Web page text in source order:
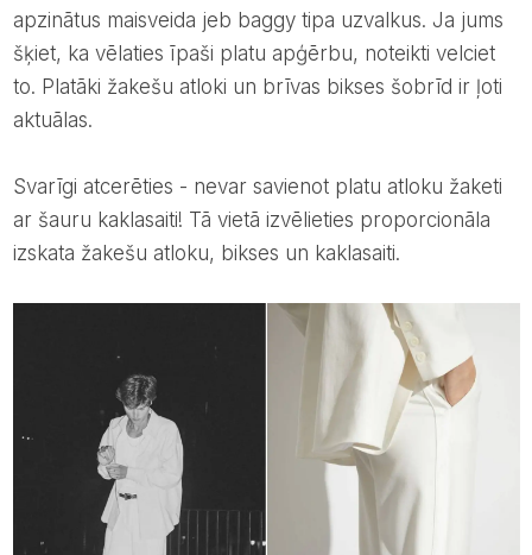
apzinātus maisveida jeb baggy tipa uzvalkus. Ja jums
šķiet, ka vēlaties īpaši platu apģērbu, noteikti velciet
to. Platāki žakešu atloki un brīvas ​​bikses šobrīd ir ļoti
aktuālas.
Svarīgi atcerēties - nevar savienot platu atloku žaketi
ar šauru kaklasaiti! Tā vietā izvēlieties proporcionāla
izskata žakešu atloku, bikses un kaklasaiti.